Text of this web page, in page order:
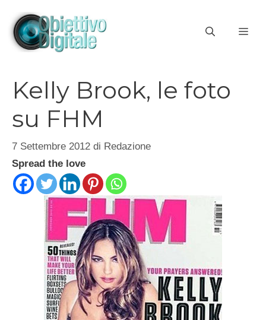
contenuto
Kelly Brook, le foto
su FHM
7 Settembre 2012 di Redazione
Spread the love